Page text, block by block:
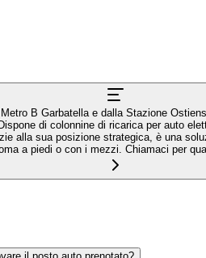
B Garbatella e dalla Stazione
di colonnine di ricarica per auto
alla sua posizione strategica, è una
a piedi o con i mezzi. Chiamaci per